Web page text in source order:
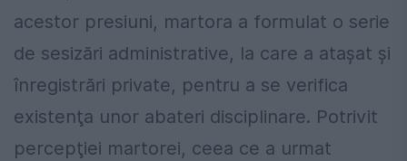
acestor presiuni, martora a formulat o serie
de sesizări administrative, la care a ataşat şi
înregistrări private, pentru a se verifica
existenţa unor abateri disciplinare. Potrivit
percepţiei martorei, ceea ce a urmat